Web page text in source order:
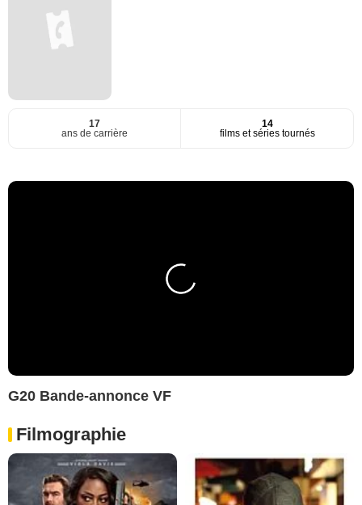
17
ans de carrière
14
films et séries tournés
G20 Bande-annonce VF
Filmographie